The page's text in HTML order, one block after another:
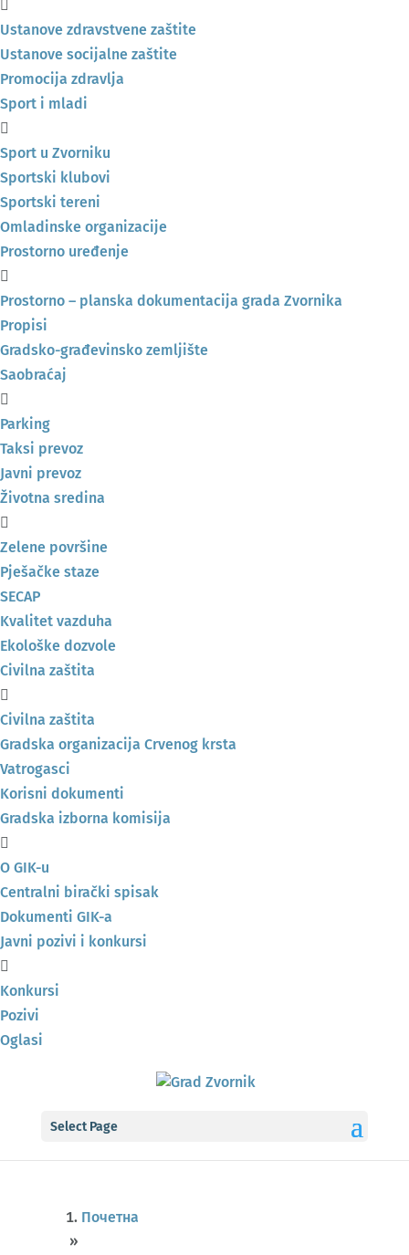
Ustanove zdravstvene zaštite
Ustanove socijalne zaštite
Promocija zdravlja
Sport i mladi
Sport u Zvorniku
Sportski klubovi
Sportski tereni
Omladinske organizacije
Prostorno uređenje
Prostorno – planska dokumentacija grada Zvornika
Propisi
Gradsko-građevinsko zemljište
Saobraćaj
Parking
Taksi prevoz
Javni prevoz
Životna sredina
Zelene površine
Pješačke staze
SECAP
Kvalitet vazduha
Ekološke dozvole
Civilna zaštita
Civilna zaštita
Gradska organizacija Crvenog krsta
Vatrogasci
Korisni dokumenti
Gradska izborna komisija
O GIK-u
Centralni birački spisak
Dokumenti GIK-a
Javni pozivi i konkursi
Konkursi
Pozivi
Oglasi
Select Page
Почетна
»